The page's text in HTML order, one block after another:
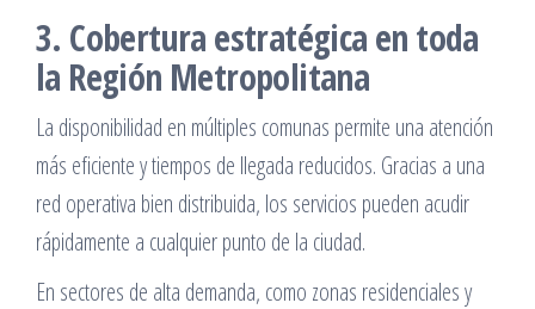
3. Cobertura estratégica en toda
la Región Metropolitana
La disponibilidad en múltiples comunas permite una atención
más eficiente y tiempos de llegada reducidos. Gracias a una
red operativa bien distribuida, los servicios pueden acudir
rápidamente a cualquier punto de la ciudad.
En sectores de alta demanda, como zonas residenciales y